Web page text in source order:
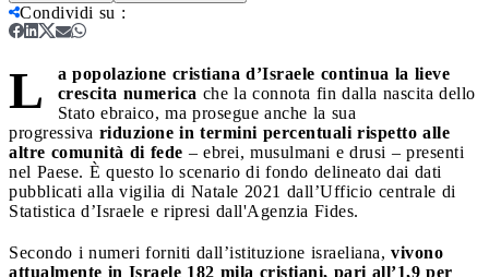
Condividi su :
L
a popolazione cristiana d’Israele continua la lieve
crescita numerica che la connota fin dalla nascita dello
Stato ebraico, ma prosegue anche la sua
progressiva riduzione in termini percentuali rispetto alle
altre comunità di fede – ebrei, musulmani e drusi – presenti
nel Paese. È questo lo scenario di fondo delineato dai dati
pubblicati alla vigilia di Natale 2021 dall’Ufficio centrale di
Statistica d’Israele e ripresi dall'Agenzia Fides.
Secondo i numeri forniti dall’istituzione israeliana, vivono
attualmente in Israele 182 mila cristiani, pari all’1,9 per